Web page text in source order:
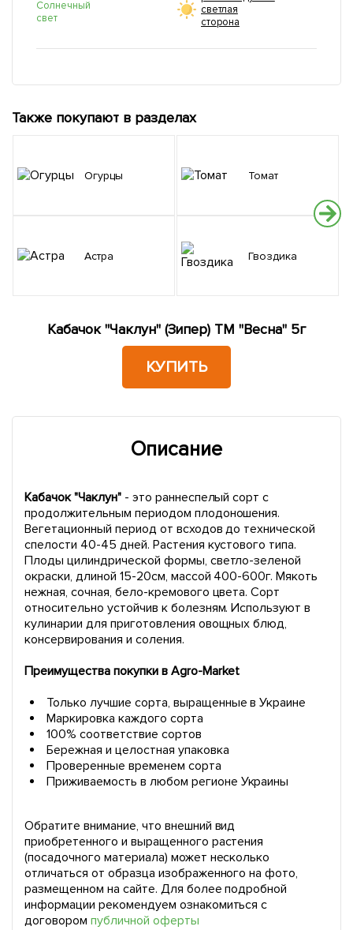
Солнечный
свет
светлая
сторона
Также покупают в разделах
Огурцы
Астра
Томат
Гвоздика
Кабачок "Чаклун" (Зипер) ТМ "Весна" 5г
КУПИТЬ
Описание
Кабачок "Чаклун" - это раннеспелый сорт с
продолжительным периодом плодоношения.
Вегетационный период от всходов до технической
спелости 40-45 дней. Растения кустового типа.
Плоды цилиндрической формы, светло-зеленой
окраски, длиной 15-20см, массой 400-600г. Мякоть
нежная, сочная, бело-кремового цвета. Сорт
относительно устойчив к болезням. Используют в
кулинарии для приготовления овощных блюд,
консервирования и соления.
Преимущества покупки в Agro-Market
Только лучшие сорта, выращенные в Украине
Маркировка каждого сорта
100% соответствие сортов
Бережная и целостная упаковка
Проверенные временем сорта
Приживаемость в любом регионе Украины
Обратите внимание, что внешний вид
приобретенного и выращенного растения
(посадочного материала) может несколько
отличаться от образца изображенного на фото,
размещенном на сайте. Для более подробной
информации рекомендуем ознакомиться с
договором публичной оферты